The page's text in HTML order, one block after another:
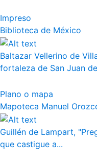
Impreso
Biblioteca de México
Baltazar Vellerino de
fortaleza de San Juan
Plano o mapa
Mapoteca Manuel
Guillén de Lampart,
que castigue a...